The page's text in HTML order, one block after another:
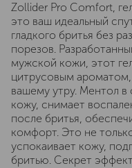
Zollider Pro Comfort,
это ваш идеальный
гладкого бритья без
порезов.
мужской кожи, этот
цитрусовым
вашему утру. Ментол в
кожу, снимает
после бритья,
комфорт. Это не
успокаивает кожу,
бритью. Секрет